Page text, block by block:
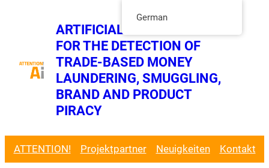
wechseln
ARTIFICIAL INTELLIGENCE
FOR THE DETECTION OF
TRADE-BASED MONEY
LAUNDERING, SMUGGLING,
BRAND AND PRODUCT
PIRACY
ATTENTION! Projektpartner Neuigkeiten Kontakt
German